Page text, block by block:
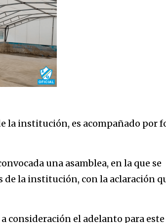
la institución, es acompañado por
una asamblea, en la que se
la institución, con la aclaración
consideración el adelanto para este